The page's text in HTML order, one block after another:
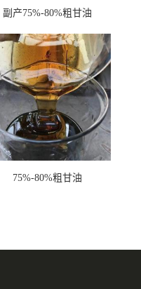
副产75%-80%粗甘油
75%-80%粗甘油